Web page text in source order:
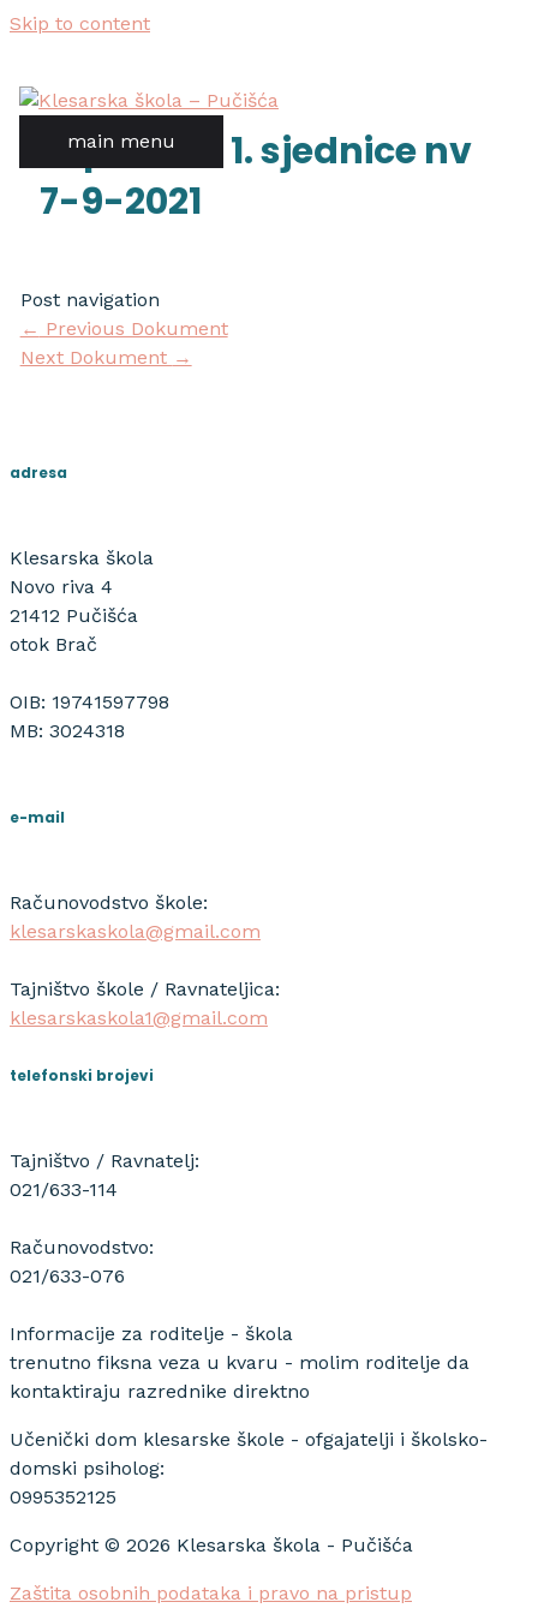
Skip to content
main menu
zapisnik s 1. sjednice nv
7-9-2021
Post navigation
← Previous Dokument
Next Dokument →
adresa
Klesarska škola
Novo riva 4
21412 Pučišća
otok Brač
OIB: 19741597798
MB: 3024318
e-mail
Računovodstvo škole:
klesarskaskola@gmail.com
Tajništvo škole / Ravnateljica:
klesarskaskola1@gmail.com
telefonski brojevi
Tajništvo / Ravnatelj:
021/633-114
Računovodstvo:
021/633-076
Informacije za roditelje - škola
trenutno fiksna veza u kvaru - molim roditelje da
kontaktiraju razrednike direktno
Učenički dom klesarske škole - ofgajatelji i školsko-
domski psiholog:
0995352125
Copyright © 2026 Klesarska škola - Pučišća
Zaštita osobnih podataka i pravo na pristup